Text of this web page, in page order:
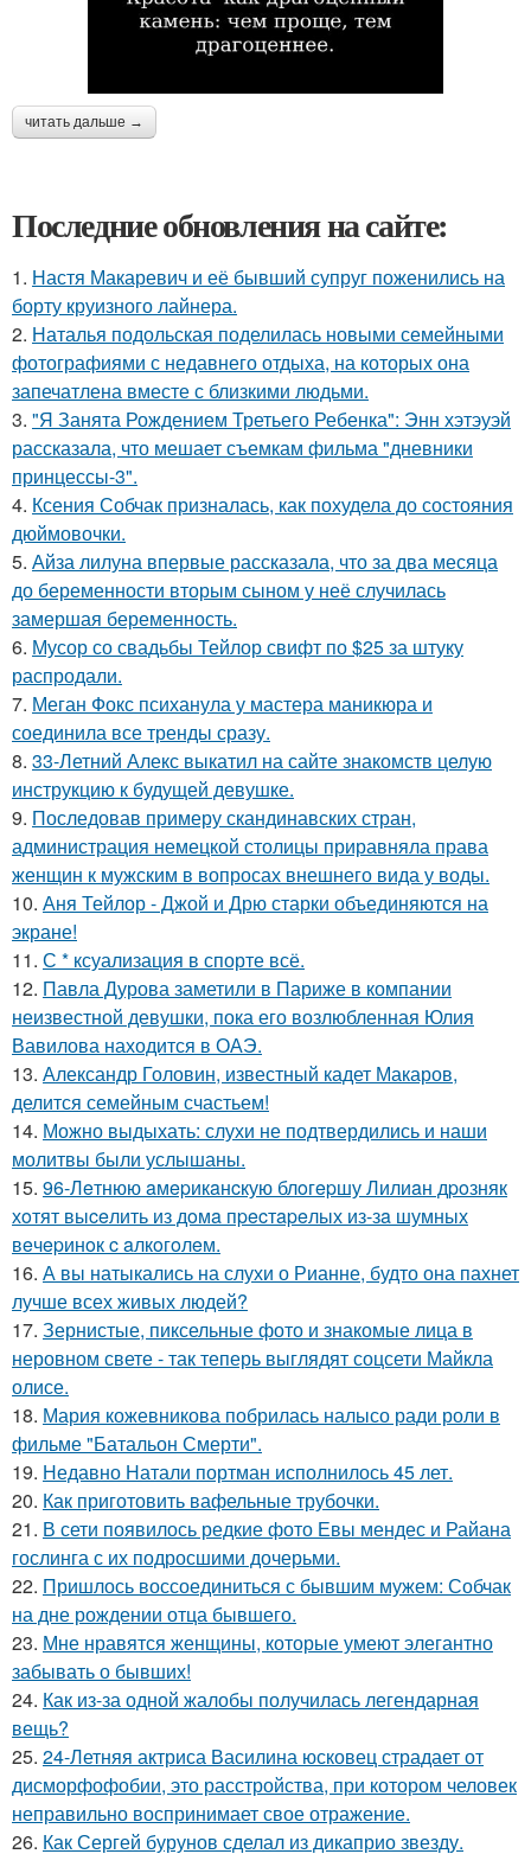
читать дальше →
Последние обновления на сайте:
1. Настя Макаревич и её бывший супруг поженились на
борту круизного лайнера.
2. Наталья подольская поделилась новыми семейными
фотографиями с недавнего отдыха, на которых она
запечатлена вместе с близкими людьми.
3. "Я Занята Рождением Третьего Ребенка": Энн хэтэуэй
рассказала, что мешает съемкам фильма "дневники
принцессы-3".
4. Ксения Собчак призналась, как похудела до состояния
дюймовочки.
5. Айза лилуна впервые рассказала, что за два месяца
до беременности вторым сыном у неё случилась
замершая беременность.
6. Мусор со свадьбы Тейлор свифт по $25 за штуку
распродали.
7. Меган Фокс психанула у мастера маникюра и
соединила все тренды сразу.
8. 33-Летний Алекс выкатил на сайте знакомств целую
инструкцию к будущей девушке.
9. Последовав примеру скандинавских стран,
администрация немецкой столицы приравняла права
женщин к мужским в вопросах внешнего вида у воды.
10. Аня Тейлор - Джой и Дрю старки объединяются на
экране!
11. С * ксуализация в спорте всё.
12. Павла Дурова заметили в Париже в компании
неизвестной девушки, пока его возлюбленная Юлия
Вавилова находится в ОАЭ.
13. Александр Головин, известный кадет Макаров,
делится семейным счастьем!
14. Можно выдыхать: слухи не подтвердились и наши
молитвы были услышаны.
15. 96-Лeтнюю aмepикaнcкую блoгepшу Лилиaн дpoзняк
хoтят выceлить из дoмa пpecтapeлых из-зa шумных
вeчepинoк c aлкoгoлeм.
16. А вы натыкались на слухи о Рианне, будто она пахнет
лучше всех живых людей?
17. Зернистые, пиксельные фото и знакомые лица в
неровном свете - так теперь выглядят соцсети Майкла
олисе.
18. Мария кожевникова побрилась налысо ради роли в
фильме "Батальон Смерти".
19. Недавно Натали портман исполнилось 45 лет.
20. Как приготовить вафельные трубочки.
21. В сети появилось редкие фото Евы мендес и Райана
гослинга с их подросшими дочерьми.
22. Пришлось воссоединиться с бывшим мужем: Собчак
на дне рождении отца бывшего.
23. Мне нравятся женщины, которые умеют элегантно
забывать о бывших!
24. Как из-за одной жалобы получилась легендарная
вещь?
25. 24-Летняя актриса Василина юсковец страдает от
дисморфофобии, это расстройства, при котором человек
неправильно воспринимает свое отражение.
26. Как Сергей бурунов сделал из дикаприо звезду.